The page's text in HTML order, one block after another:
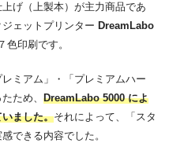
上げ（上製本）が主力商品であ
ェットプリンター DreamLabo
色印刷です。
ミアム」・「プレミアムハー
ため、 DreamLabo 5000によ
ました。それによって、「スタ
できる内容でした。